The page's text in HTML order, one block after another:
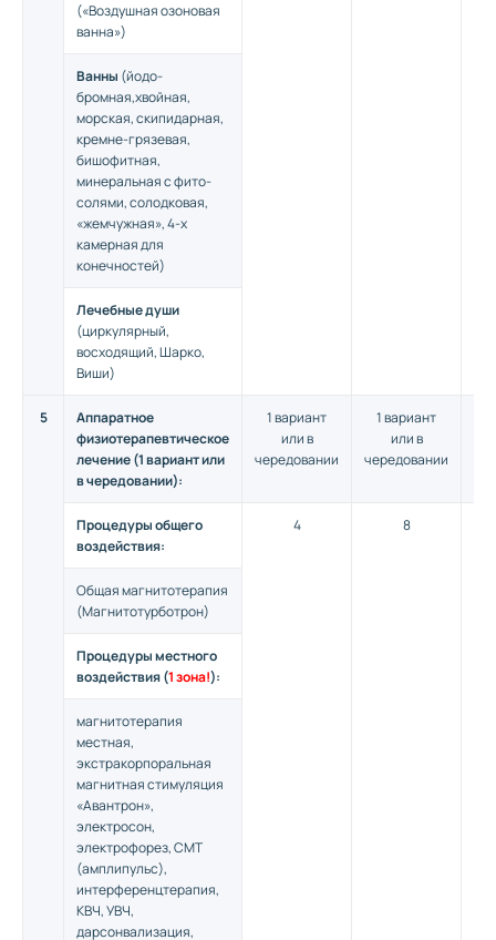
(«Воздушная озоновая
ванна»)
Ванны (йодо-
бромная,хвойная,
морская, скипидарная,
кремне-грязевая,
бишофитная,
минеральная с фито-
солями, солодковая,
«жемчужная», 4-х
камерная для
конечностей)
Лечебные души
(циркулярный,
восходящий, Шарко,
Виши)
5
Аппаратное
физиотерапевтическое
лечение (1 вариант или
в чередовании):
1 вариант
или в
чередовании
1 вариант
или в
чередовании
Процедуры общего
воздействия:
4 8
Общая магнитотерапия
(Магнитотурботрон)
Процедуры местного
воздействия (1 зона!):
магнитотерапия
местная,
экстракорпоральная
магнитная стимуляция
«Авантрон»,
электросон,
электрофорез, СМТ
(амплипульс),
интерференцтерапия,
КВЧ, УВЧ,
дарсонвализация,